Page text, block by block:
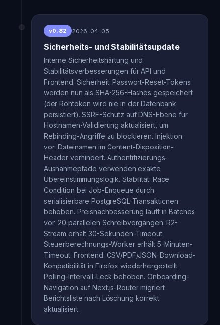
v0.82 2026-04-05
Sicherheits- und Stabilitätsupdate
Interne Sicherheitshärtung und
Stabilitätsverbesserungen für API und
Frontend. Sicherheit: Passwort-Reset-Tokens
werden nun als SHA-256-Hashes gespeichert
(der Rohtoken wird nie in der Datenbank
persistiert). SSRF-Schutz auf DNS-Ebene für
Hostnamen-Validierung aktualisiert, um
Rebinding-Angriffe zu blockieren. Injektion
von Dateinamen im Content-Disposition-
Header verhindert. Authentifizierungs-
Ausnahmepfade verwenden exakte
Übereinstimmungslogik. Stabilität: Race
Condition bei Job-Enqueue durch
serialisierbare PostgreSQL-Transaktionen
behoben. Preisnachbesserung läuft in Batches
von 20 parallelen Schreibvorgängen. R2-
Stream erhält 30-Sekunden-Timeout.
Steuerberechnungs-Worker erhält 5-Minuten-
Timeout. Frontend: CSV/PDF/JSON-Download-
Kompatibilität in Firefox wiederhergestellt.
Polling-Intervall-Leck behoben. Onboarding-
Navigation auf Next.js-Router migriert.
Berichtsliste nach Löschung korrekt
aktualisiert.